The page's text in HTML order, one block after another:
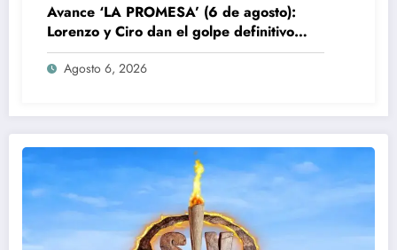
Avance ‘LA PROMESA’ (6 de agosto):
Lorenzo y Ciro dan el golpe definitivo
contra Manuel
Agosto 6, 2026